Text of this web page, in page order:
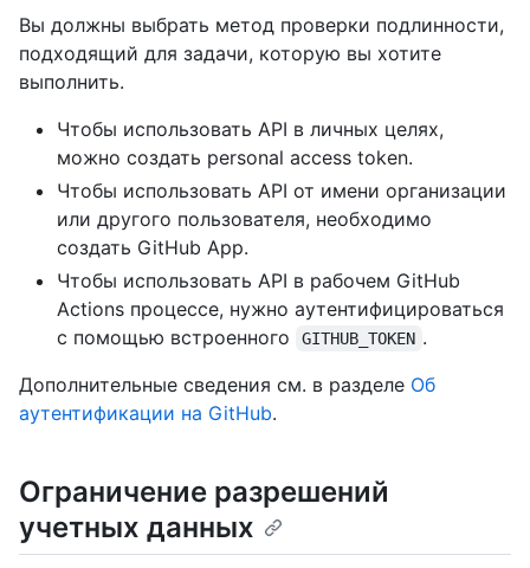
Вы должны выбрать метод проверки подлинности,
подходящий для задачи, которую вы хотите
выполнить.
Чтобы использовать API в личных целях,
можно создать personal access token.
Чтобы использовать API от имени организации
или другого пользователя, необходимо
создать GitHub App.
Чтобы использовать API в рабочем GitHub
Actions процессе, нужно аутентифицироваться
с помощью встроенного
GITHUB_TOKEN .
Дополнительные сведения см. в разделе Об
аутентификации на GitHub.
Ограничение разрешений
учетных данных